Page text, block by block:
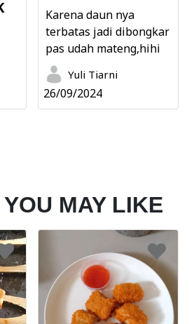
Karena daun nya
terbatas jadi dibongkar
pas udah mateng,hihi
Yuli Tiarni
26/09/2024
MAY LIKE